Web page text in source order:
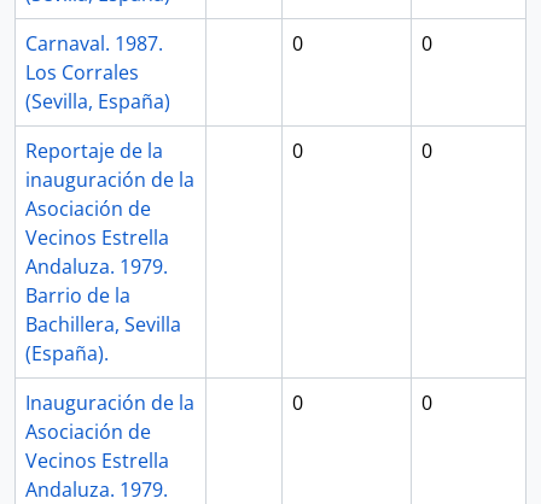
Carnaval. 1987.
Los Corrales
(Sevilla, España)
0 0
Reportaje de la
inauguración de la
Asociación de
Vecinos Estrella
Andaluza. 1979.
Barrio de la
Bachillera, Sevilla
(España).
0 0
Inauguración de la
Asociación de
Vecinos Estrella
Andaluza. 1979.
0 0